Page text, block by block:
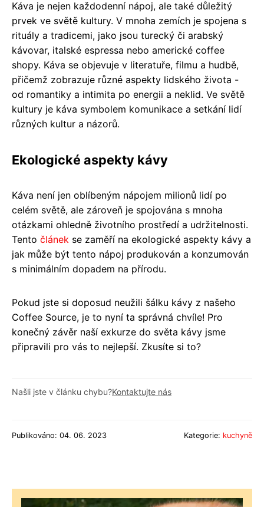
Káva je nejen každodenní nápoj, ale také důležitý
prvek ve světě kultury. V mnoha zemích je spojena s
rituály a tradicemi, jako jsou turecký či arabský
kávovar, italské espressa nebo americké coffee
shopy. Káva se objevuje v literatuře, filmu a hudbě,
přičemž zobrazuje různé aspekty lidského života -
od romantiky a intimita po energii a neklid. Ve světě
kultury je káva symbolem komunikace a setkání lidí
různých kultur a názorů.
Ekologické aspekty kávy
Káva není jen oblíbeným nápojem milionů lidí po
celém světě, ale zároveň je spojována s mnoha
otázkami ohledně životního prostředí a udržitelnosti.
Tento článek se zaměří na ekologické aspekty kávy a
jak může být tento nápoj produkován a konzumován
s minimálním dopadem na přírodu.
Pokud jste si doposud neužili šálku kávy z našeho
Coffee Source, je to nyní ta správná chvíle! Pro
konečný závěr naší exkurze do světa kávy jsme
připravili pro vás to nejlepší. Zkusíte si to?
Našli jste v článku chybu?Kontaktujte nás
Publikováno: 04. 06. 2023 Kategorie: kuchyně